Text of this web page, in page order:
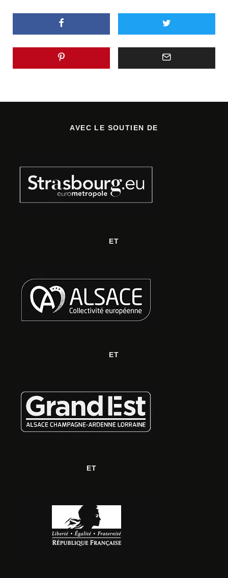
AVEC LE SOUTIEN DE
ET
ET
ET